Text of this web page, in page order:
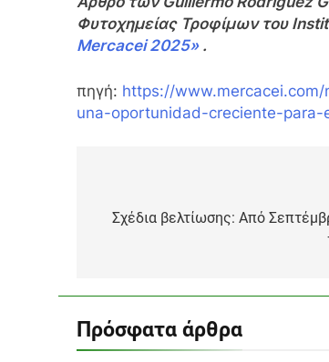
Φυτοχημείας Τροφίμων του
Mercacei 2025».
πηγή: https://
una-oportunidad-creciente-para-
άρθρων
Σχέδια βελτίωσης: Από
Πρόσφατα άρθρα